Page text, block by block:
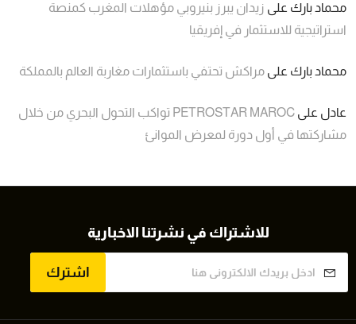
محماد بارك على زيدان يبرز بنيروبي مؤهلات المغرب كمنصة
استراتيجية للاستثمار في إفريقيا
محماد بارك على مراكش تحتفي باستثمارات مغاربة العالم بالمملكة
عادل على
PETROSTAR MAROC تواكب التحول البحري من خلال
مشاركتها في أول دورة لمعرض الموانئ
للاشتراك في نشرتنا الاخبارية
اشترك